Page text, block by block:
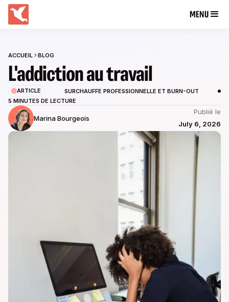
MENU
ACCUEIL BLOG
L'addiction au travail
ARTICLE
SURCHAUFFE PROFESSIONNELLE ET BURN-OUT
5 MINUTES DE LECTURE
Marina Bourgeois
Publié le
July 6, 2026